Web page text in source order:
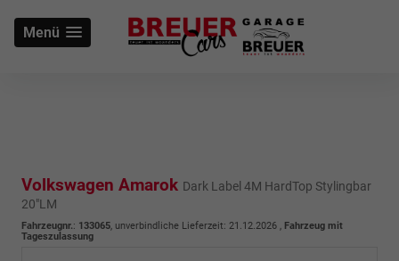
Menü
Volkswagen Amarok Dark Label 4M HardTop Stylingbar
20"LM
Fahrzeugnr.: 133065, unverbindliche Lieferzeit: 21.12.2026 , Fahrzeug mit
Tageszulassung